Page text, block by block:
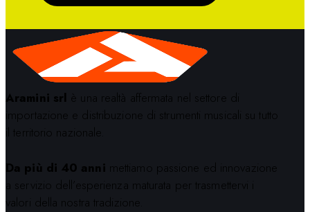
Aramini srl è una realtà affermata nel settore di
importazione e distribuzione di strumenti musicali su tutto
il territorio nazionale.
Da più di 40 anni mettiamo passione ed innovazione
a servizio dell’esperienza maturata per trasmettervi i
valori della nostra tradizione.